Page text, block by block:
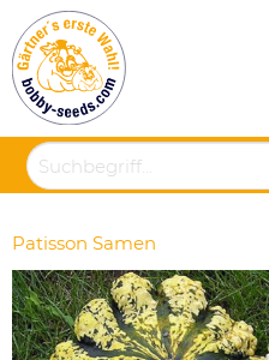
Patisson Samen